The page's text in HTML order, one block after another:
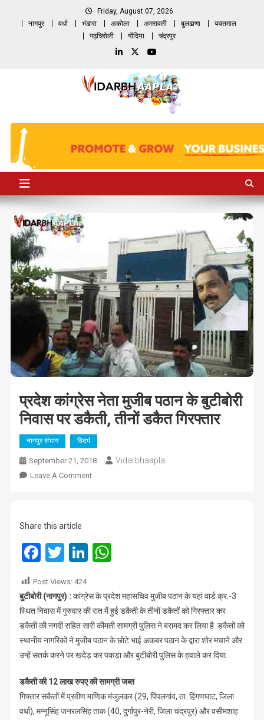
Friday, August 07, 2026
नागपुर
वर्धा भंडारा अकोला अमरावती बुलढाणा
यवतमाल
गढ़चिरोली
गोंदिया चंद्रपुर
प्रदेश कांग्रेस नेता मुजीब पठान के बुटीबोरी
निवास पर डकैती, तीनों डकैत गिरफ्तार
नागपुर संभाग विदर्भ
September 21, 2018 Vidarbhaapla
Leave A CommentOn
पठान
के
पर
डकैती,
तीनों
डकैत
गिरफ्तार
Share this article
Facebook
TwitterLinkedIn
WhatsApp
Post Views: 424
बुटीबोरी (नागपुर) : कांग्रेस के प्रदेश महासचिव मुजीब पठान के यहां वार्ड क्र.-3
स्थित निवास में गुरुवार की रात में हुई डकैती के तीनों डकैतों को गिरफ्तार कर
डकैती की नगदी सहित सारी कीमती सामग्री पुलिस ने बरामद कर लिया है. डकैतों को
स्थानीय नागरिकों ने मुजीब पठान के छोटे भाई अकबर पठान के द्वारा शोर मचाने और
उन्हें सतर्क करने पर खदेड़ कर पकड़ा और बुटीबोरी पुलिस के हवाले कर दिया.
डकैती की 12 लाख रुपए की सामग्री जब्त
गिफ्तार सकैतों में प्रवीण माणिक मंजुलकर (29, पिंपलगांव, ता. हिंगणघाट, जिला
वर्धा), मन्नूसिंह जनरलसिंह ताक (40, दुर्गापुर-नेरी, जिला चंद्रपुर) और वसीमशाह